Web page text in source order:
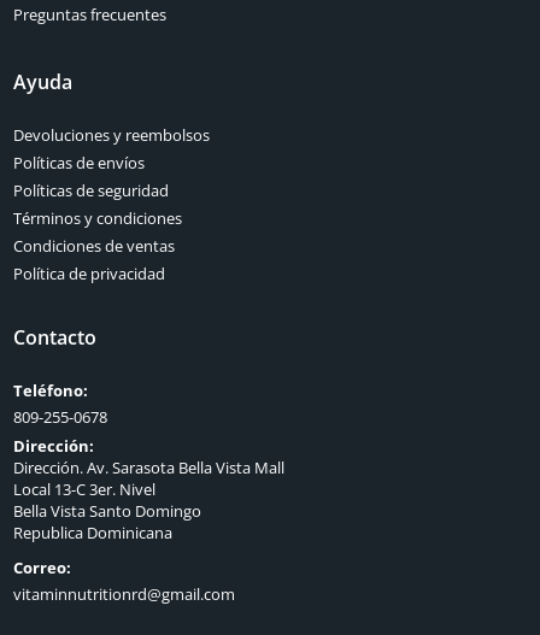
Preguntas frecuentes
Ayuda
Devoluciones y reembolsos
Políticas de envíos
Políticas de seguridad
Términos y condiciones
Condiciones de ventas
Política de privacidad
Contacto
Teléfono:
809-255-0678
Dirección:
Dirección. Av. Sarasota Bella Vista Mall
Local 13-C 3er. Nivel
Bella Vista Santo Domingo
Republica Dominicana
Correo:
vitaminnutritionrd@gmail.com